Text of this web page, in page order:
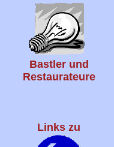
Bastler und
Restaurateure
Links zu